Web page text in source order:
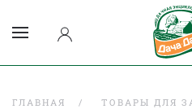
ГЛАВНАЯ ТОВАРЫ ДЛЯ